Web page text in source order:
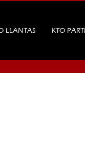
LLANTAS KTO